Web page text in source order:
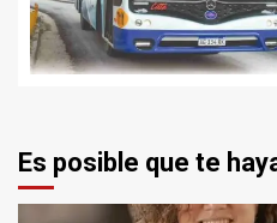
Es posible que te